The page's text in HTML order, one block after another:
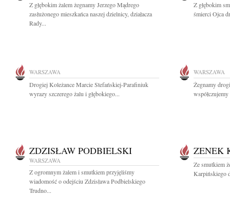
Z głębokim żalem żegnamy Jerzego Mądrego
zasłużonego mieszkańca naszej dzielnicy, działacza
Rady...
Z głębokim
śmierci Ojca
WARSZAWA
Drogiej Koleżance Marcie Stefańskiej-Parafiniuk
wyrazy szczerego żalu i głębokiego...
WARSZAWA
Żegnamy
ZDZISŁAW PODBIELSKI
WARSZAWA
Z ogromnym żalem i smutkiem przyjęliśmy
wiadomość o odejściu Zdzisława Podbielskiego
Trudno...
ZENEK
Ze smutkiem
Karpińskiego